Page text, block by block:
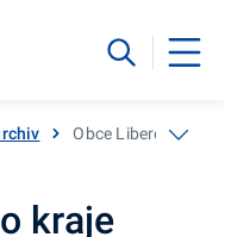
Obce Libereckého
kraje